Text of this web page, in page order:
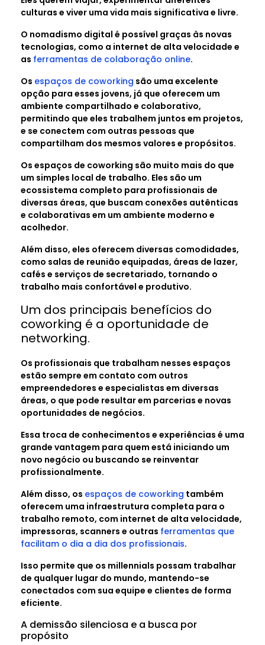
culturas e viver uma vida mais significativa e livre.
O nomadismo digital é possível graças às novas
tecnologias, como a internet de alta velocidade e
as ferramentas de colaboração online.
Os espaços de coworking são uma excelente
opção para esses jovens, já que oferecem um
ambiente compartilhado e colaborativo,
permitindo que eles trabalhem juntos em projetos,
e se conectem com outras pessoas que
compartilham dos mesmos valores e propósitos.
Os espaços de coworking são muito mais do que
um simples local de trabalho. Eles são um
ecossistema completo para profissionais de
diversas áreas, que buscam conexões autênticas
e colaborativas em um ambiente moderno e
acolhedor.
Além disso, eles oferecem diversas comodidades,
como salas de reunião equipadas, áreas de lazer,
cafés e serviços de secretariado, tornando o
trabalho mais confortável e produtivo.
Um dos principais benefícios do
coworking é a oportunidade de
networking.
Os profissionais que trabalham nesses espaços
estão sempre em contato com outros
empreendedores e especialistas em diversas
áreas, o que pode resultar em parcerias e novas
oportunidades de negócios.
Essa troca de conhecimentos e experiências é uma
grande vantagem para quem está iniciando um
novo negócio ou buscando se reinventar
profissionalmente.
Além disso, os espaços de coworking também
oferecem uma infraestrutura completa para o
trabalho remoto, com internet de alta velocidade,
impressoras, scanners e outras ferramentas que
facilitam o dia a dia dos profissionais.
Isso permite que os millennials possam trabalhar
de qualquer lugar do mundo, mantendo-se
conectados com sua equipe e clientes de forma
eficiente.
A demissão silenciosa e a busca por
propósito